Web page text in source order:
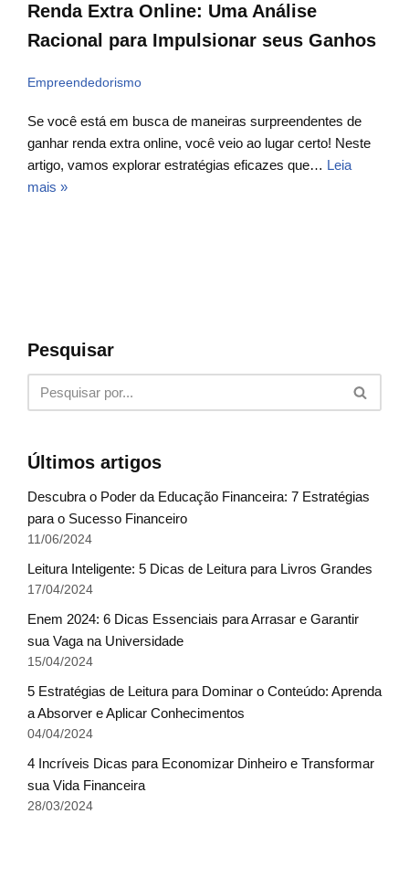
Renda Extra Online: Uma Análise
Racional para Impulsionar seus Ganhos
Empreendedorismo
Se você está em busca de maneiras surpreendentes de
ganhar renda extra online, você veio ao lugar certo! Neste
artigo, vamos explorar estratégias eficazes que… Leia
mais »
Pesquisar
Últimos artigos
Descubra o Poder da Educação Financeira: 7 Estratégias
para o Sucesso Financeiro
11/06/2024
Leitura Inteligente: 5 Dicas de Leitura para Livros Grandes
17/04/2024
Enem 2024: 6 Dicas Essenciais para Arrasar e Garantir
sua Vaga na Universidade
15/04/2024
5 Estratégias de Leitura para Dominar o Conteúdo: Aprenda
a Absorver e Aplicar Conhecimentos
04/04/2024
4 Incríveis Dicas para Economizar Dinheiro e Transformar
sua Vida Financeira
28/03/2024